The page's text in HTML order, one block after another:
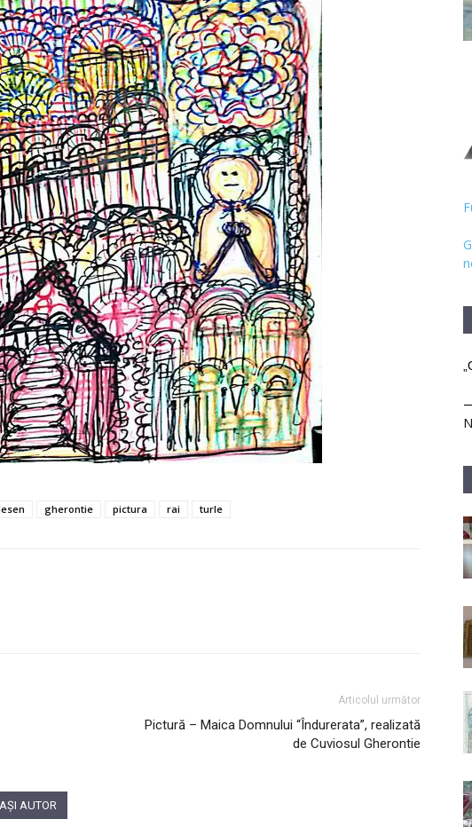
Hristos
gherontie pictura rai turle
Articolul următor
Pictură – Maica Domnului “Îndurerata”, realizată
de Cuviosul Gherontie
AUTOR